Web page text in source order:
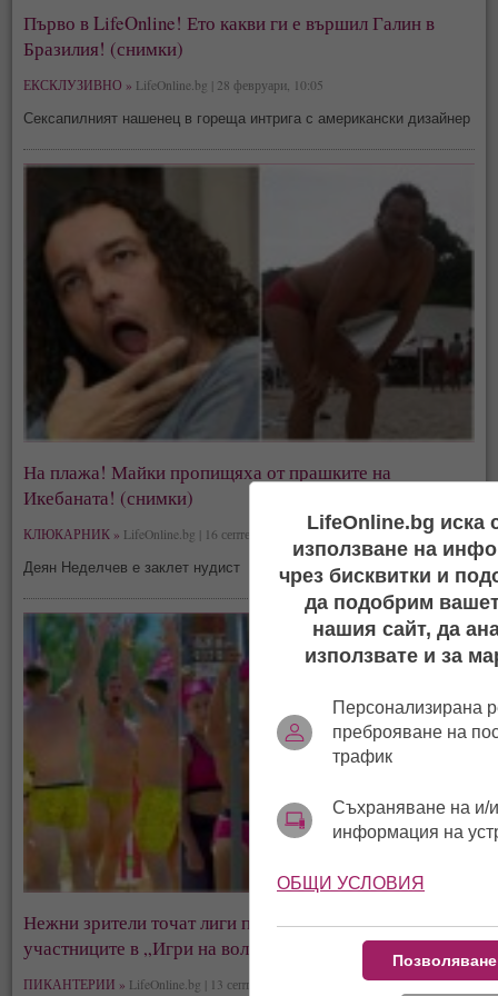
Първо в LifeOnline! Ето какви ги е вършил Галин в
Бразилия! (снимки)
ЕКСКЛУЗИВНО » LifeOnline.bg | 28 февруари, 10:05
Сексапилният нашенец в гореща интрига с американски дизайнер
На плажа! Майки пропищяха от прашките на
Икебаната! (снимки)
КЛЮКАРНИК » LifeOnline.bg | 16 септември, 04:13
Деян Неделчев е заклет нудист
Нежни зрители точат лиги по изрязанитебанскина
участниците в „Игри на волята“
ПИКАНТЕРИИ » LifeOnline.bg | 13 септември, 05:37
LifeOnline.bg иска
използване на
чрез бисквитки и
да подобрим
нашия сайт, да
използвате и за
Персонализирана
преброяване на
трафик
Съхраняване на и/
информация на
ОБЩИ УСЛОВИЯ